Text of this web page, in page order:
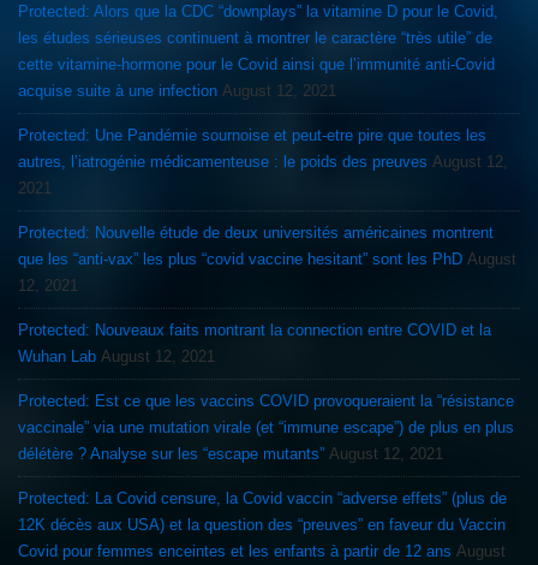
Protected: Alors que la CDC “downplays” la vitamine D pour le Covid,
les études sérieuses continuent à montrer le caractère “très utile” de
cette vitamine-hormone pour le Covid ainsi que l’immunité anti-Covid
acquise suite à une infection August 12, 2021
Protected: Une Pandémie sournoise et peut-etre pire que toutes les
autres, l’iatrogénie médicamenteuse : le poids des preuves August 12,
2021
Protected: Nouvelle étude de deux universités américaines montrent
que les “anti-vax” les plus “covid vaccine hesitant” sont les PhD August
12, 2021
Protected: Nouveaux faits montrant la connection entre COVID et la
Wuhan Lab August 12, 2021
Protected: Est ce que les vaccins COVID provoqueraient la “résistance
vaccinale” via une mutation virale (et “immune escape”) de plus en plus
délétère ? Analyse sur les “escape mutants” August 12, 2021
Protected: La Covid censure, la Covid vaccin “adverse effets” (plus de
12K décès aux USA) et la question des “preuves” en faveur du Vaccin
Covid pour femmes enceintes et les enfants à partir de 12 ans August